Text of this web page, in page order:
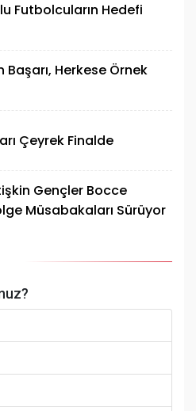
Futbolcuların Hedefi
Başarı, Herkese Örnek
Çeyrek Finalde
Gençler Bocce
Müsabakaları Sürüyor